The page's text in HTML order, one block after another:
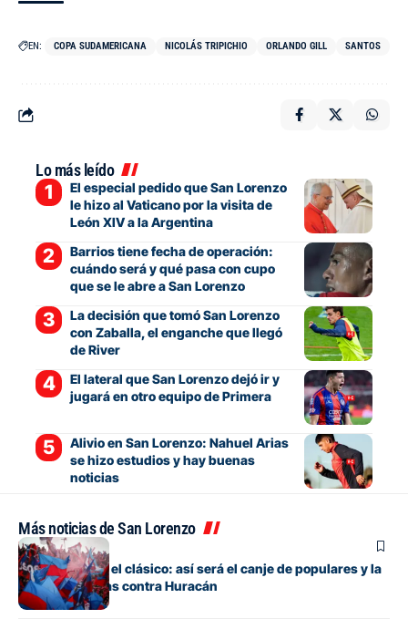
EN: COPA SUDAMERICANA NICOLÁS TRIPICHIO ORLANDO GILL SANTOS
Lo más leído
El especial pedido que San Lorenzo
le hizo al Vaticano por la visita de
León XIV a la Argentina
Barrios tiene fecha de operación:
cuándo será y qué pasa con cupo
que se le abre a San Lorenzo
La decisión que tomó San Lorenzo
con Zaballa, el enganche que llegó
de River
El lateral que San Lorenzo dejó ir y
jugará en otro equipo de Primera
Alivio en San Lorenzo: Nahuel Arias
se hizo estudios y hay buenas
noticias
Más noticias de San Lorenzo
Fútbol
Todo listo para el clásico: así será el canje de populares y la
venta de plateas contra Huracán